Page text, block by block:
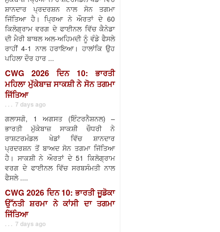
ਸ਼ਾਨਦਾਰ ਪ੍ਰਦਰਸ਼ਨ ਨਾਲ ਸੋਨ ਤਗਮਾ
ਜਿੱਤਿਆ ਹੈ। ਪ੍ਰਿਆ ਨੇ ਔਰਤਾਂ ਦੇ 60
ਕਿਲੋਗ੍ਰਾਮ ਵਰਗ ਦੇ ਫਾਈਨਲ ਵਿੱਚ ਕੈਨੇਡਾ
ਦੀ ਮੈਰੀ ਬਾਥਲ ਅਲ-ਅਹਿਮਦੀ ਨੂੰ ਵੰਡੇ ਫੈਸਲੇ
ਰਾਹੀਂ 4-1 ਨਾਲ ਹਰਾਇਆ। ਹਾਲਾਂਕਿ ਉਹ
ਪਹਿਲਾ ਦੌਰ ਹਾਰ ...
CWG 2026 ਦਿਨ 10: ਭਾਰਤੀ
ਮਹਿਲਾ ਮੁੱਕੇਬਾਜ਼ ਸਾਕਸ਼ੀ ਨੇ ਸੋਨ ਤਗਮਾ
ਜਿੱਤਿਆ
. . . 7 days ago
ਗਲਾਸਗੋ, 1 ਅਗਸਤ (ਇੰਟਰਨੈਸ਼ਨਲ) –
ਭਾਰਤੀ ਮੁੱਕੇਬਾਜ਼ ਸਾਕਸ਼ੀ ਚੌਧਰੀ ਨੇ
ਰਾਸ਼ਟਰਮੰਡਲ ਖੇਡਾਂ ਵਿੱਚ ਸ਼ਾਨਦਾਰ
ਪ੍ਰਦਰਸ਼ਨ ਤੋਂ ਬਾਅਦ ਸੋਨ ਤਗਮਾ ਜਿੱਤਿਆ
ਹੈ। ਸਾਕਸ਼ੀ ਨੇ ਔਰਤਾਂ ਦੇ 51 ਕਿਲੋਗ੍ਰਾਮ
ਵਰਗ ਦੇ ਫਾਈਨਲ ਵਿੱਚ ਸਰਬਸੰਮਤੀ ਨਾਲ
ਫੈਸਲੇ ....
CWG 2026 ਦਿਨ 10: ਭਾਰਤੀ ਜੂਡੋਕਾ
ਉੱਨਤੀ ਸ਼ਰਮਾ ਨੇ ਕਾਂਸੀ ਦਾ ਤਗਮਾ
ਜਿੱਤਿਆ
. . . 7 days ago